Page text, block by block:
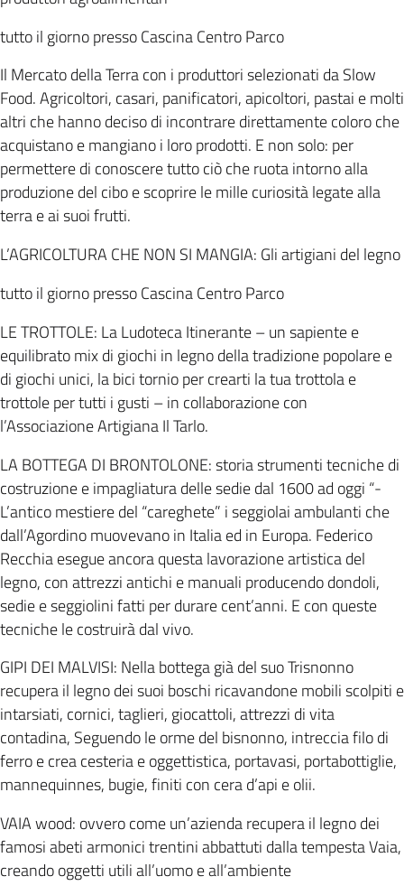
tutto il giorno presso Cascina Centro Parco
Il Mercato della Terra con i produttori selezionati da Slow
Food. Agricoltori, casari, panificatori, apicoltori, pastai e molti
altri che hanno deciso di incontrare direttamente coloro che
acquistano e mangiano i loro prodotti. E non solo: per
permettere di conoscere tutto ciò che ruota intorno alla
produzione del cibo e scoprire le mille curiosità legate alla
terra e ai suoi frutti.
L’AGRICOLTURA CHE NON SI MANGIA: Gli artigiani del legno
tutto il giorno presso Cascina Centro Parco
LE TROTTOLE: La Ludoteca Itinerante – un sapiente e
equilibrato mix di giochi in legno della tradizione popolare e
di giochi unici, la bici tornio per crearti la tua trottola e
trottole per tutti i gusti – in collaborazione con
l’Associazione Artigiana Il Tarlo.
LA BOTTEGA DI BRONTOLONE: storia strumenti tecniche di
costruzione e impagliatura delle sedie dal 1600 ad oggi “-
L’antico mestiere del “careghete” i seggiolai ambulanti che
dall’Agordino muovevano in Italia ed in Europa. Federico
Recchia esegue ancora questa lavorazione artistica del
legno, con attrezzi antichi e manuali producendo dondoli,
sedie e seggiolini fatti per durare cent’anni. E con queste
tecniche le costruirà dal vivo.
GIPI DEI MALVISI: Nella bottega già del suo Trisnonno
recupera il legno dei suoi boschi ricavandone mobili scolpiti e
intarsiati, cornici, taglieri, giocattoli, attrezzi di vita
contadina, Seguendo le orme del bisnonno, intreccia filo di
ferro e crea cesteria e oggettistica, portavasi, portabottiglie,
mannequinnes, bugie, finiti con cera d’api e olii.
VAIA wood: ovvero come un’azienda recupera il legno dei
famosi abeti armonici trentini abbattuti dalla tempesta Vaia,
creando oggetti utili all’uomo e all’ambiente